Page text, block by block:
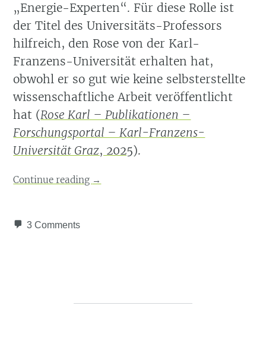
„Energie-Experten“. Für diese Rolle ist
der Titel des Universitäts-Professors
hilfreich, den Rose von der Karl-
Franzens-Universität erhalten hat,
obwohl er so gut wie keine selbsterstellte
wissenschaftliche Arbeit veröffentlicht
hat (Rose Karl – Publikationen –
Forschungsportal – Karl-Franzens-
Universität Graz, 2025).
Continue reading →
3 Comments